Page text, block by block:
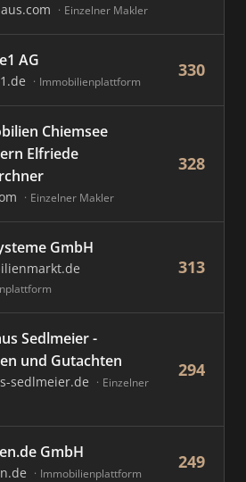
Einzelner Makler
AG
Immobilienplattform
330
Chiemsee
Elfriede
Einzelner Makler
328
GmbH
313
Sedlmeier -
und Gutachten
sedlmeier.de
Einzelner
294
GmbH
Immobilienplattform
249